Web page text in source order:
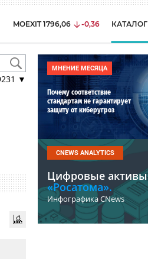
MOEXIT 1796,06 -0,36 КАТАЛОГ
▼
МНЕНИЕ МЕСЯЦА
Почему соответствие
стандартам не гарантирует
защиту от киберугроз
CNEWS ANALYTICS
Цифровые активы
«Росатома».
Инфографика CNews